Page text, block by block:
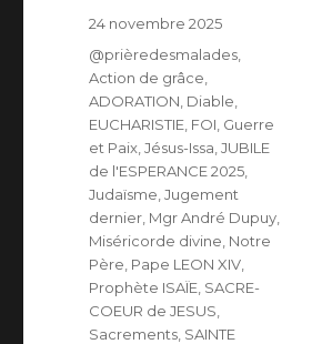
Publié
24 novembre 2025
Catégories
@prièredesmalades
Action de grâce
ADORATION Diable
EUCHARISTIE FOI Guerre
et Paix ,Jésus-Issa ,JUBILE
de l'ESPERANCE 2025
Judaïsme ,Jugement
dernier Mgr André Dupuy
Miséricorde divine Notre
Père Pape LEON XIV
Prophète ISAÏE SACRE-
COEUR de JESUS
Sacrements SAINTE